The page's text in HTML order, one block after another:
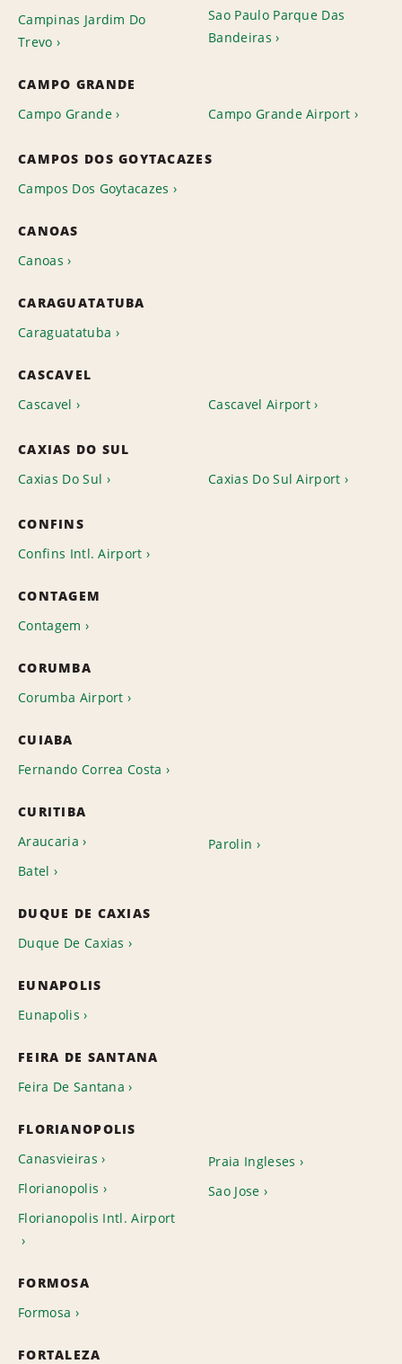
Campinas Jardim Do
Trevo
Sao Paulo Parque Das
Bandeiras
CAMPO GRANDE
Campo Grande
Campo Grande Airport
CAMPOS DOS GOYTACAZES
Campos Dos Goytacazes
CANOAS
Canoas
CARAGUATATUBA
Caraguatatuba
CASCAVEL
Cascavel
Cascavel Airport
CAXIAS DO SUL
Caxias Do Sul
Caxias Do Sul Airport
CONFINS
Confins Intl. Airport
CONTAGEM
Contagem
CORUMBA
Corumba Airport
CUIABA
Fernando Correa Costa
CURITIBA
Araucaria
Batel
Parolin
DUQUE DE CAXIAS
Duque De Caxias
EUNAPOLIS
Eunapolis
FEIRA DE SANTANA
Feira De Santana
FLORIANOPOLIS
Canasvieiras
Florianopolis
Florianopolis Intl. Airport
Praia Ingleses
Sao Jose
FORMOSA
Formosa
FORTALEZA